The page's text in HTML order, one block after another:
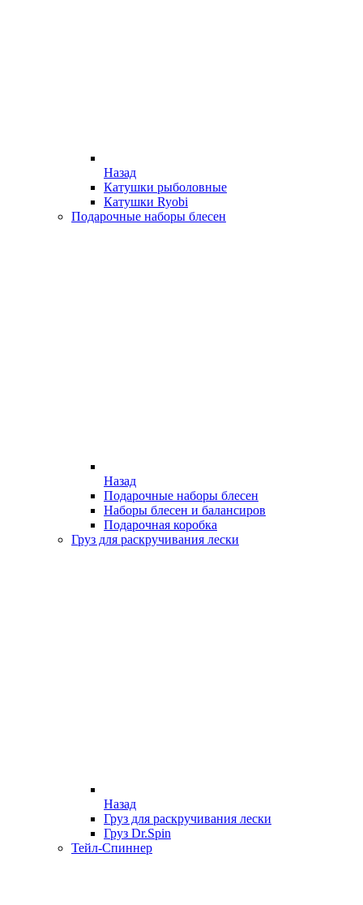
Назад
Катушки рыболовные
Катушки Ryobi
Подарочные наборы блесен
Назад
Подарочные наборы блесен
Наборы блесен и балансиров
Подарочная коробка
Груз для раскручивания лески
Назад
Груз для раскручивания лески
Груз Dr.Spin
Тейл-Спиннер